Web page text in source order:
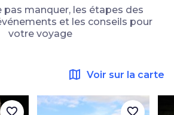
pas manquer, les étapes des
et les conseils pour
votre voyage
map Voir sur la carte
favorite_border favorite_border